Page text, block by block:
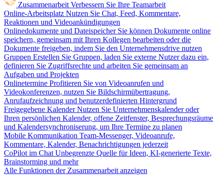
Zusammenarbeit Verbessern Sie Ihre Teamarbeit
Online-Arbeitsplatz Nutzen Sie Chat, Feed, Kommentare,
Reaktionen und Videoankündigungen
Onlinedokumente und Dateispeicher Sie können Dokumente online
speichern, gemeinsam mit Ihren Kollegen bearbeiten oder die
Dokumente freigeben, indem Sie den Unternehmensdrive nutzen
Gruppen Erstellen Sie Gruppen, laden Sie externe Nutzer dazu ein,
definieren Sie Zugriffsrechte und arbeiten Sie gemeinsam an
Aufgaben und Projekten
Onlinetermine Profitieren Sie von Videoanrufen und
Videokonferenzen, nutzen Sie Bildschirmübertragung,
Anrufaufzeichnung und benutzerdefinierten Hintergrund
Freigegebene Kalender Nutzen Sie Unternehmenskalender oder
Ihren persönlichen Kalender, offene Zeitfenster, Besprechungsräume
und Kalendersynchroniserung, um Ihre Termine zu planen
Mobile Kommunikation Team-Messenger, Videoanrufe,
Kommentare, Kalender, Benachrichtigungen jederzeit
CoPilot im Chat Unbegrenzte Quelle für Ideen, KI-generierte Texte,
Brainstorming und mehr
Alle Funktionen der Zusammenarbeit anzeigen